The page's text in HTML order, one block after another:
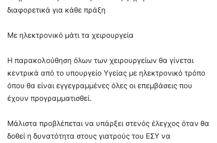
διαφορετικά για κάθε πράξη
Με ηλεκτρονικό μάτι τα χειρουργεία
Η παρακολούθηση όλων των χειρουργείων θα γίνεται
κεντρικά από το υπουργείο Υγείας με ηλεκτρονικό τρόπο
όπου θα είναι εγγεγραμμένες όλες οι επεμβάσεις που
έχουν προγραμματισθεί.
Μάλιστα προβλέπεται να υπάρξει στενός έλεγχος όταν θα
δοθεί η δυνατότητα στους γιατρούς του ΕΣΥ να